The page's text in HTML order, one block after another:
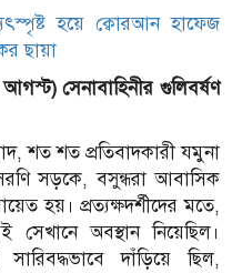
হয়ে ক্বোরআন হাফেজ
ছায়া
সেনাবাহিনীর গুলিবর্ষণ
শত শত প্রতিবাদকারী যমুনা
সড়কে, বসুন্ধরা আবাসিক
হয়। প্রত্যক্ষদর্শীদের মতে,
সেখানে অবস্থান নিয়েছিল।
দাঁড়িয়ে ছিল,